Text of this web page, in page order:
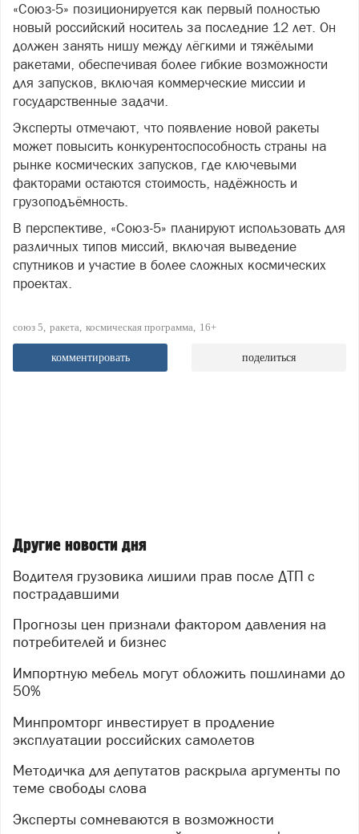
«Союз-5» позиционируется как первый полностью
новый российский носитель за последние 12 лет. Он
должен занять нишу между лёгкими и тяжёлыми
ракетами, обеспечивая более гибкие возможности
для запусков, включая коммерческие миссии и
государственные задачи.
Эксперты отмечают, что появление новой ракеты
может повысить конкурентоспособность страны на
рынке космических запусков, где ключевыми
факторами остаются стоимость, надёжность и
грузоподъёмность.
В перспективе, «Союз-5» планируют использовать для
различных типов миссий, включая выведение
спутников и участие в более сложных космических
проектах.
союз 5 ракета космическая программа 16+
комментировать поделиться
Другие новости дня
Водителя грузовика лишили прав после ДТП с
пострадавшими
Прогнозы цен признали фактором давления на
потребителей и бизнес
Импортную мебель могут обложить пошлинами до
50%
Минпромторг инвестирует в продление
эксплуатации российских самолетов
Методичка для депутатов раскрыла аргументы по
теме свободы слова
Эксперты сомневаются в возможности